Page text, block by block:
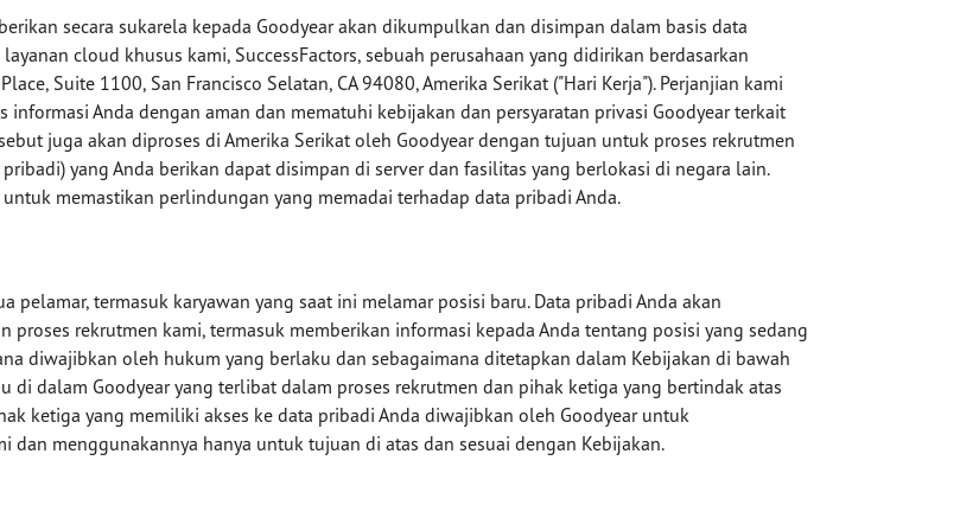
secara sukarela kepada Goodyear akan dikumpulkan dan disimpan dalam basis data
cloud khusus kami, SuccessFactors, sebuah perusahaan yang didirikan berdasarkan
Suite 1100, San Francisco Selatan, CA 94080, Amerika Serikat ("Hari Kerja"). Perjanjian kami
informasi Anda dengan aman dan mematuhi kebijakan dan persyaratan privasi Goodyear terkait
juga akan diproses di Amerika Serikat oleh Goodyear dengan tujuan untuk proses rekrutmen
yang Anda berikan dapat disimpan di server dan fasilitas yang berlokasi di negara lain.
memastikan perlindungan yang memadai terhadap data pribadi Anda.
termasuk karyawan yang saat ini melamar posisi baru. Data pribadi Anda akan
rekrutmen kami, termasuk memberikan informasi kepada Anda tentang posisi yang sedang
diwajibkan oleh hukum yang berlaku dan sebagaimana ditetapkan dalam Kebijakan di bawah
di dalam Goodyear yang terlibat dalam proses rekrutmen dan pihak ketiga yang bertindak atas
ketiga yang memiliki akses ke data pribadi Anda diwajibkan oleh Goodyear untuk
dan menggunakannya hanya untuk tujuan di atas dan sesuai dengan Kebijakan.